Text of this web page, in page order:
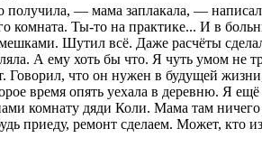
— мама заплакала, —
комната. Ты-то на практике... И в
Шутил всё. Даже расчёты
А ему хоть бы что. Я чуть умом не
Говорил, что он нужен в будущей
время опять уехала в деревню. Я
комнату дяди Коли. Мама там ничего
приеду, ремонт сделаем. Может, кто